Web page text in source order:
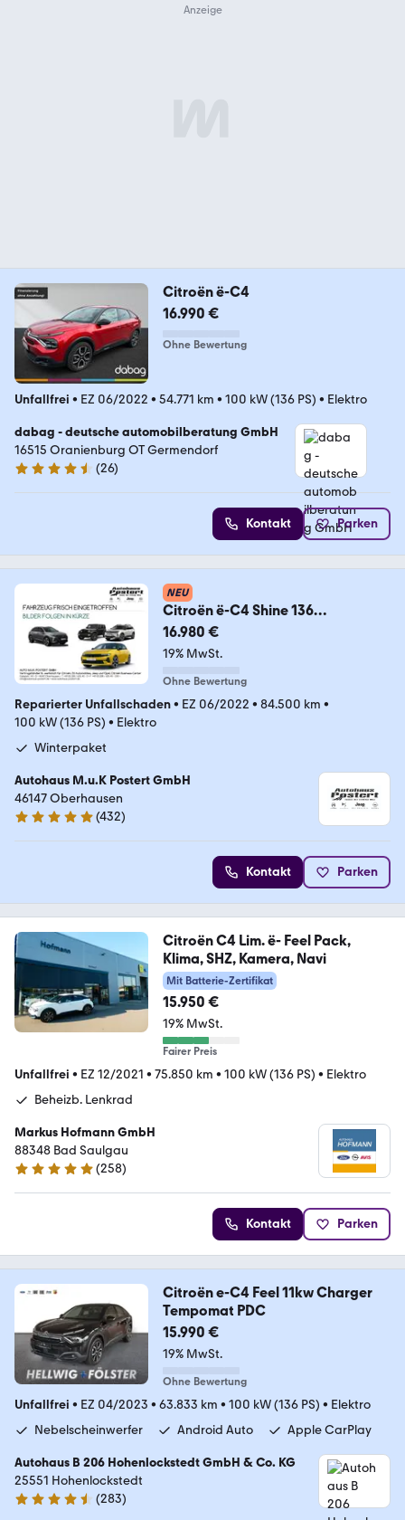
Citroën ë-C4
16.990 €
Ohne Bewertung
Unfallfrei • EZ 06/2022 • 54.771 km • 100 kW (136 PS) • Elektro
dabag - deutsche automobilberatung GmbH
16515 Oranienburg OT Germendorf
4.5 Sterne
(26)
Kontakt Parken
NEU
Citroën ë-C4 Shine 136
*Kältepaket* inkl. Winterkomplett
16.980 €
19% MwSt.
Ohne Bewertung
Reparierter Unfallschaden• EZ 06/2022 • 84.500 km •
100 kW (136 PS) • Elektro
Winterpaket
Autohaus M.u.K Postert GmbH
46147 Oberhausen
5 Sterne
(432)
Kontakt Parken
Citroën C4 Lim. ë- Feel Pack,
Klima, SHZ, Kamera, Navi
Mit Batterie-Zertifikat
15.950 €
19% MwSt.
Fairer Preis
Unfallfrei • EZ 12/2021 • 75.850 km • 100 kW (136 PS) • Elektro
Beheizb. Lenkrad
Markus Hofmann GmbH
88348 Bad Saulgau
4.8 Sterne
(258)
Kontakt Parken
Citroën e-C4 Feel 11kw Charger
Tempomat PDC
15.990 €
19% MwSt.
Ohne Bewertung
Unfallfrei • EZ 04/2023 • 63.833 km • 100 kW (136 PS) • Elektro
Nebelscheinwerfer
Android Auto Apple CarPlay
Autohaus B 206 Hohenlockstedt GmbH & Co. KG
25551 Hohenlockstedt
4.5 Sterne
(283)